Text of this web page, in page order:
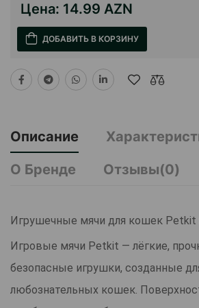
Цена: 14.99 AZN
ДОБАВИТЬ В КОРЗИНУ
Описание
О Бренде
Отзывы(0)
Игрушечные мячи для кошек Petkit
Игровые мячи Petkit — лёгкие,
безопасные игрушки, созданные
любознательных кошек.